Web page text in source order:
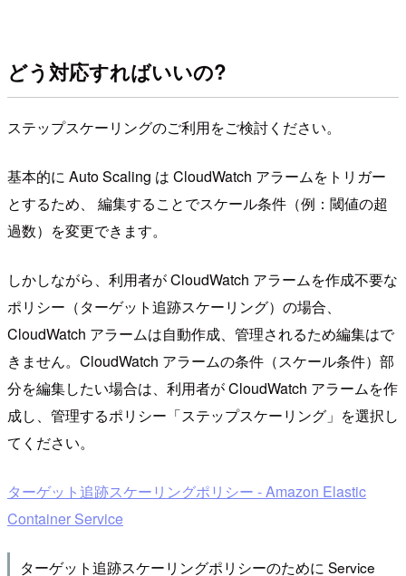
どう対応すればいいの?
ステップスケーリングのご利用をご検討ください。
基本的に Auto Scaling は CloudWatch アラームをトリガー
とするため、 編集することでスケール条件（例：閾値の超
過数）を変更できます。
しかしながら、利用者が CloudWatch アラームを作成不要な
ポリシー（ターゲット追跡スケーリング）の場合、
CloudWatch アラームは自動作成、管理されるため編集はで
きません。CloudWatch アラームの条件（スケール条件）部
分を編集したい場合は、利用者が CloudWatch アラームを作
成し、管理するポリシー「ステップスケーリング」を選択し
てください。
ターゲット追跡スケーリングポリシー - Amazon Elastic
Container Service
ターゲット追跡スケーリングポリシーのために Service